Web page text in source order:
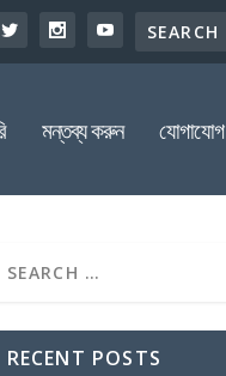
মন্তব্য করুন যোগাযোগ
RECENT POSTS